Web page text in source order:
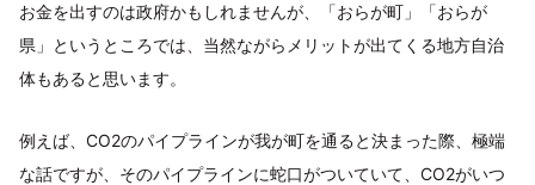
お金を出すのは政府かもしれませんが、「おらが町」「おらが
県」というところでは、当然ながらメリットが出てくる地方自治
体もあると思います。
例えば、CO2のパイプラインが我が町を通ると決まった際、極端
な話ですが、そのパイプラインに蛇口がついていて、CO2がいつ